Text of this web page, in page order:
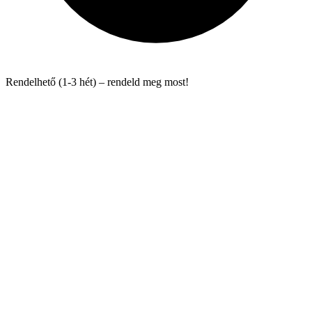
Rendelhető (1-3 hét) – rendeld meg most!